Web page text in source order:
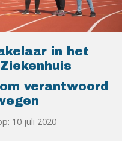
in het
verantwoord
10 juli 2020